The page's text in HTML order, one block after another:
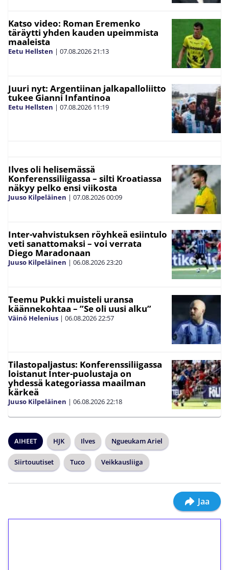
Katso video: Roman Eremenko
täräytti yhden kauden upeimmista
maaleista
Eetu Hellsten | 07.08.202621:13
Juuri nyt: Argentiinan jalkapalloliitto
tukee Gianni Infantinoa
Eetu Hellsten | 07.08.2026 11:19
Ilves oli helisemässä
Konferenssiliigassa – silti Kroatiassa
näkyy pelko ensi viikosta
Juuso Kilpeläinen | 07.08.202600:09
Inter-vahvistuksen röyhkeä esiintulo
veti sanattomaksi – voi verrata
Diego Maradonaan
Juuso Kilpeläinen | 06.08.202623:20
Teemu Pukki muisteli uransa
käännekohtaa – ”Se oli uusi alku”
Väinö Helenius | 06.08.202622:57
Tilastopaljastus: Konferenssiliigassa
loistanut Inter-puolustaja on
yhdessä kategoriassa maailman
kärkeä
Juuso Kilpeläinen | 06.08.202622:18
AIHEET HJK Ilves Ngueukam Ariel
Siirtouutiset Tuco Veikkausliiga
Jaa